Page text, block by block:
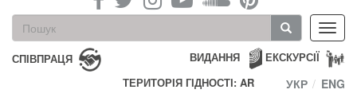
Пошукова
форма
Пошук
СПІВПРАЦЯ ЕКСКУРСІЇ
ВИДАННЯ
ТЕРИТОРІЯ ГІДНОСТІ: AR
УКР ENG